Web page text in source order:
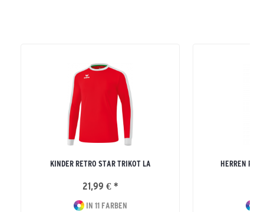
KINDER RETRO STAR TRIKOT LA
21,99 € *
IN 11 FARBEN
HERREN